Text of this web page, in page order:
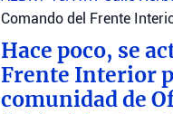
Comando del Frente
Hace poco, se
Frente Interior
comunidad de